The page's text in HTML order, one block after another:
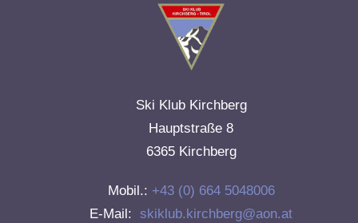
Ski Klub Kirchberg
Hauptstraße 8
6365 Kirchberg
Mobil.: +43 (0) 664 5048006
E-Mail:
skiklub.kirchberg@aon.at